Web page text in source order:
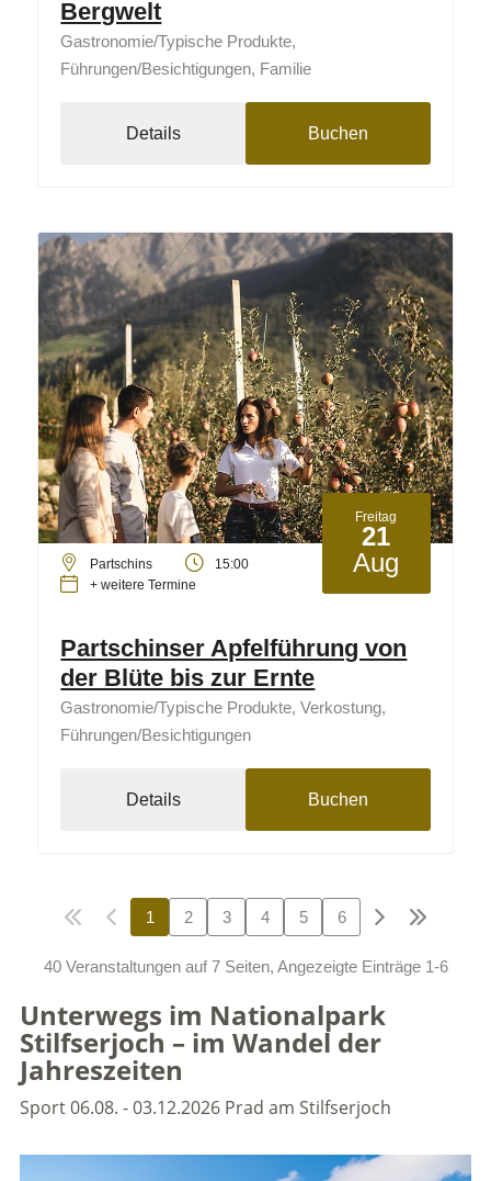
Bergwelt
Gastronomie/Typische Produkte,
Führungen/Besichtigungen, Familie
Details Buchen
Freitag
21
Aug
Partschins
15:00
+ weitere Termine
Partschinser Apfelführung von
der Blüte bis zur Ernte
Gastronomie/Typische Produkte, Verkostung,
Führungen/Besichtigungen
Details Buchen
1 2 3 4 5 6
40 Veranstaltungen auf 7 Seiten, Angezeigte Einträge 1-6
Unterwegs im Nationalpark
Stilfserjoch – im Wandel der
Jahreszeiten
Sport06.08. - 03.12.2026 Prad am Stilfserjoch